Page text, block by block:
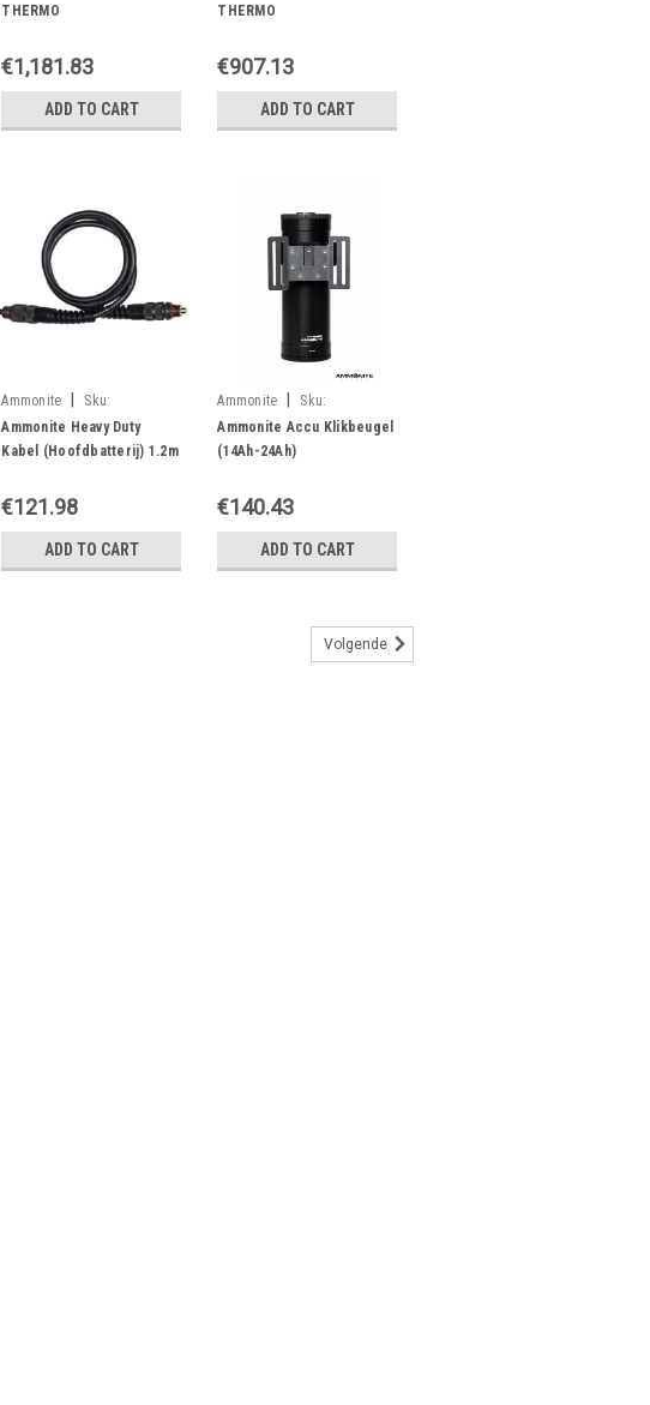
THERMO
€1,181.83
ADD TO CART
THERMO
€907.13
ADD TO CART
Ammonite
Sku:
05900316920281
Ammonite Heavy Duty
Kabel (Hoofdbatterij) 1.2m
€121.98
ADD TO CART
Ammonite
Sku:
05900316920427
Ammonite Accu Klikbeugel
(14Ah-24Ah)
€140.43
ADD TO CART
Volgende